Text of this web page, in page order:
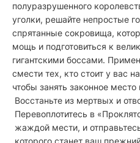
полуразрушенного
уголки, решайте непростые
спрятанные сокровища,
мощь и подготовиться к
гигантскими боссами.
смести тех, кто стоит у вас
чтобы занять законное место
Восстаньте из мертвых и
Перевоплотитесь в
жаждой мести, и
которого станет ваш